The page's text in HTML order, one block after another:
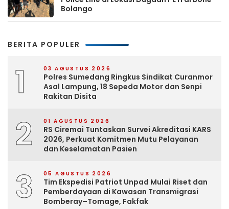
Bolango
BERITA POPULER
1 03 AGUSTUS 2026
Polres Sumedang Ringkus Sindikat Curanmor
Asal Lampung, 18 Sepeda Motor dan Senpi
Rakitan Disita
2 01 AGUSTUS 2026
RS Ciremai Tuntaskan Survei Akreditasi KARS
2026, Perkuat Komitmen Mutu Pelayanan
dan Keselamatan Pasien
3 05 AGUSTUS 2026
Tim Ekspedisi Patriot Unpad Mulai Riset dan
Pemberdayaan di Kawasan Transmigrasi
Bomberay–Tomage, Fakfak